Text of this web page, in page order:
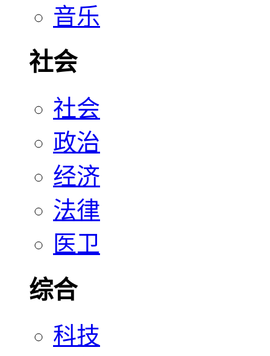
音乐
社会
社会
政治
经济
法律
医卫
综合
科技